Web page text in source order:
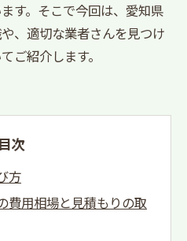
す。そこで今回は、愛知県
、適切な業者さんを見つけ
ご紹介します。
目次
方
費用相場と見積もりの取